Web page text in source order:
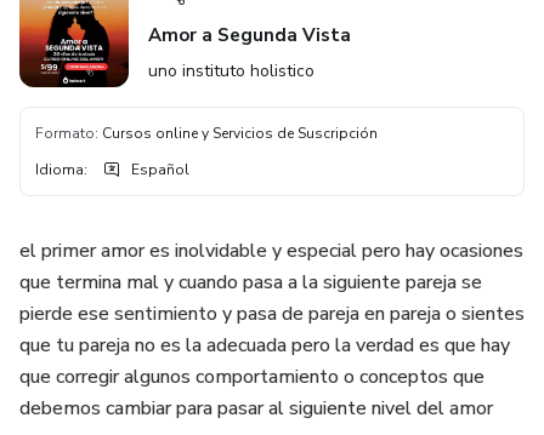
Amor a Segunda Vista
uno instituto holistico
Formato: Cursos online y Servicios de Suscripción
Idioma: Español
el primer amor es inolvidable y especial pero hay ocasiones
que termina mal y cuando pasa a la siguiente pareja se
pierde ese sentimiento y pasa de pareja en pareja o sientes
que tu pareja no es la adecuada pero la verdad es que hay
que corregir algunos comportamiento o conceptos que
debemos cambiar para pasar al siguiente nivel del amor